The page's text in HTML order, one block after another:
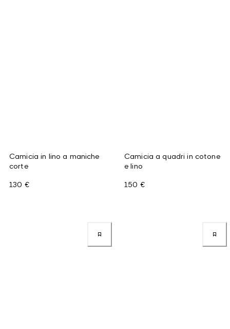
Camicia in lino a maniche
corte
130 €
Camicia a quadri in cotone
e lino
150 €